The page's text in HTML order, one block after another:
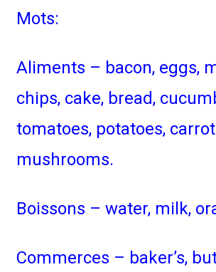
Mots:
Aliments – bacon, eggs,
chips, cake, bread,
tomatoes, potatoes,
mushrooms.
Boissons – water, milk,
Commerces – baker’s,